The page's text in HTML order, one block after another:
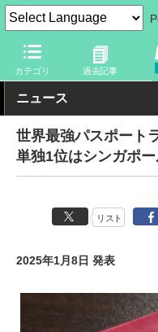
カテゴリ 過去記事
トラベル Watch 旅の情報
ニュース
世界最強パスポート
単独1位はシンガポ
リスト
2025年1月8日 発表